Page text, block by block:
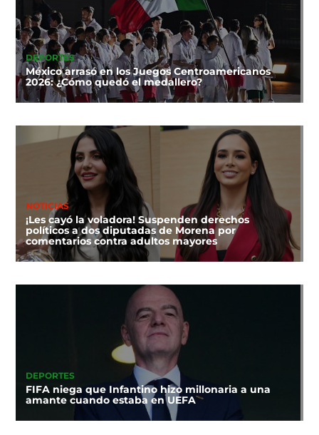
DEPORTES
México arrasó en los Juegos Centroamericanos
2026: ¿Cómo quedó el medallero?
NOTICIAS
¡Les cayó la voladora! Suspenden derechos
políticos a dos diputadas de Morena por
comentarios contra adultos mayores
DEPORTES
FIFA niega que Infantino hizo millonaria a una
amante cuando estaba en UEFA